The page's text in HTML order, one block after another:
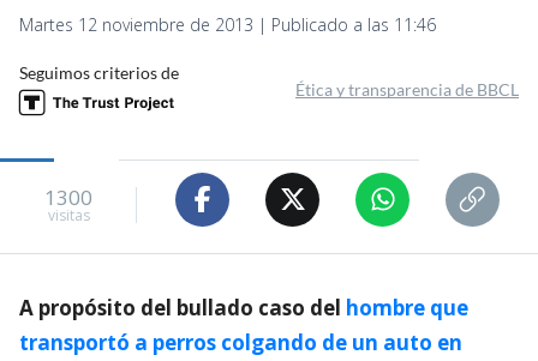
Martes 12 noviembre de 2013 | Publicado a las 11:46
Seguimos criterios de
Ética y transparencia de BBCL
1300
visitas
A propósito del bullado caso del hombre que
transportó a perros colgando de un auto en